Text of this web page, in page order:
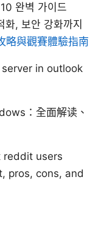
완벽 가이드
, 보안 강화까지
略與觀賽體驗指南
in outlook
：全面解读、
reddit users
pros, cons, and